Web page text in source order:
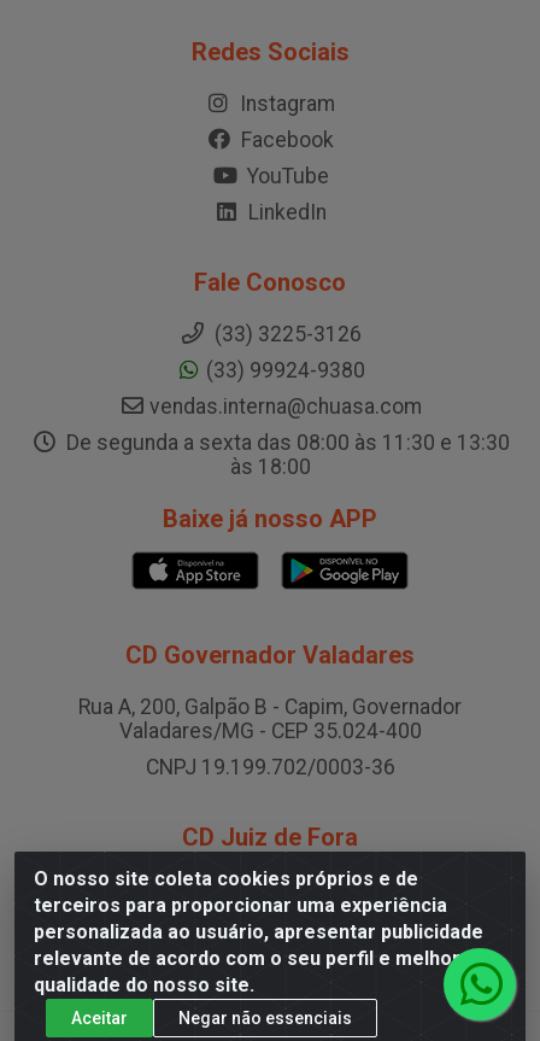
O nosso site coleta cookies próprios e de
terceiros para proporcionar uma experiência
personalizada ao usuário, apresentar publicidade
relevante de acordo com o seu perfil e melhorar a
qualidade do nosso site.
Aceitar Negar não essenciais
Redes Sociais
Instagram
Facebook
YouTube
LinkedIn
Fale Conosco
(33) 3225-3126
(33) 99924-9380
vendas.interna@chuasa.com
De segunda a sexta das 08:00 às 11:30 e 13:30
às 18:00
Baixe já nosso APP
CD Governador Valadares
Rua A, 200, Galpão B - Capim, Governador
Valadares/MG - CEP 35.024-400
CNPJ 19.199.702/0003-36
CD Juiz de Fora
Rodovia BR-040 , Nº 0, Área B2 Condominio Brasil LOG
- São Pedro, Juiz de Fora/MG
CNPJ 19.199.702/0005-06